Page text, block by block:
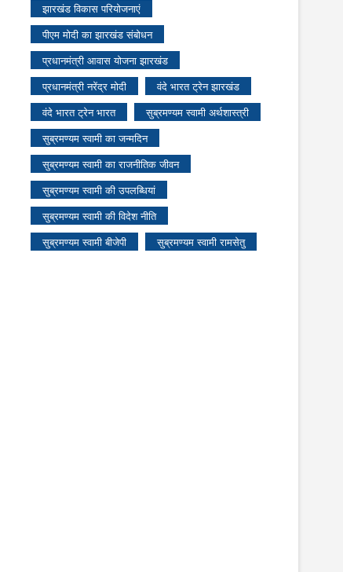
झारखंड विकास परियोजनाएं
पीएम मोदी का झारखंड संबोधन
प्रधानमंत्री आवास योजना झारखंड
प्रधानमंत्री नरेंद्र मोदी
वंदे भारत ट्रेन झारखंड
वंदे भारत ट्रेन भारत
सुब्रमण्यम स्वामी अर्थशास्त्री
सुब्रमण्यम स्वामी का जन्मदिन
सुब्रमण्यम स्वामी का राजनीतिक जीवन
सुब्रमण्यम स्वामी की उपलब्धियां
सुब्रमण्यम स्वामी की विदेश नीति
सुब्रमण्यम स्वामी बीजेपी
सुब्रमण्यम स्वामी रामसेतु